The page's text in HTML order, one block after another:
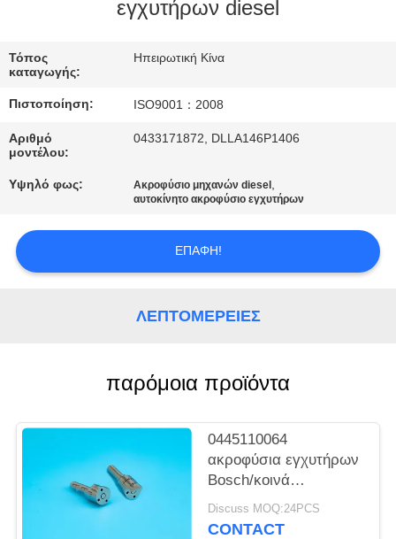
ΈΛΕΓΧΟΣ
ΜΑΖΊ
ΜΑΣ
ΖΗΤΉΣΤΕ
ΈΝΑ
POLICY
εγχυτήρων diesel
Τόπος
καταγωγής:
Ηπειρωτική Κίνα
Πιστοποίηση: ISO9001：2008
Αριθμό
μοντέλου:
0433171872, DLLA146P1406
Υψηλό φως: Ακροφύσιο μηχανών diesel ,
αυτοκίνητο ακροφύσιο εγχυτήρων
ΕΠΑΦΉ!
ΛΕΠΤΟΜΈΡΕΙΕΣ
παρόμοια προϊόντα
0445110064
ακροφύσια εγχυτήρων
Bosch/κοινά
ακροφύσια
DLLA150P1011
Discuss MOQ:24PCS
CONTACT